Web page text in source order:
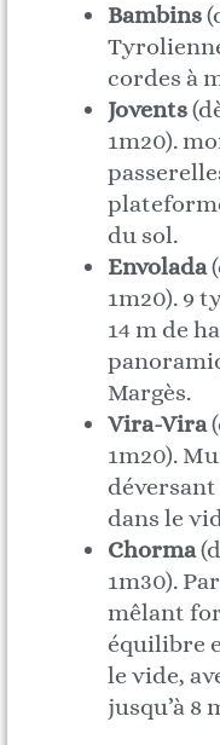
Bambins
cordes à
Jovents
1m20).
du sol.
Envolada
1m20). 9
14 m de
Margès.
Vira-Vira
1m20).
déversant
dans le
Chorma
1m30).
mêlant
équilibre
le vide,
jusqu’à 8